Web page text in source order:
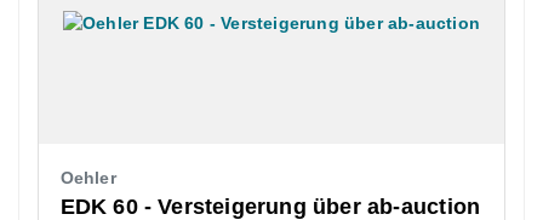
Oehler
EDK 60 - Versteigerung über ab-auction